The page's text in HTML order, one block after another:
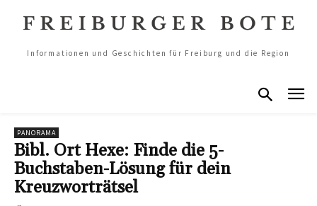
Informationen und Geschichten für Freiburg und die Region
PANORAMA
Bibl. Ort Hexe: Finde die 5-
Buchstaben-Lösung für dein
Kreuzworträtsel